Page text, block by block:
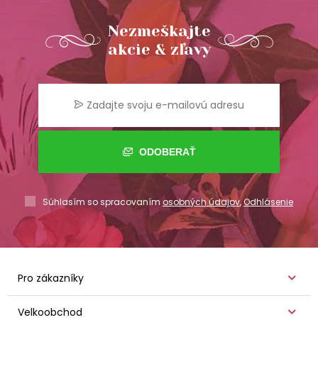
Nezmeškajte
akcie & zľavy
ODOBERAŤ
Súhlasím so spracovaním osobných údajov,Odhlásenie
Pro zákazníky
Velkoobchod